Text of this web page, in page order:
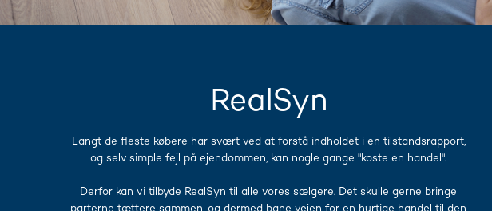
RealSyn
Langt de fleste købere har svært ved at forstå indholdet i en tilstandsrapport,
og selv simple fejl på ejendommen, kan nogle gange "koste en handel".
​Derfor kan vi tilbyde RealSyn til alle vores sælgere. Det skulle gerne bringe
parterne tættere sammen, og dermed bane vejen for en hurtige handel til den